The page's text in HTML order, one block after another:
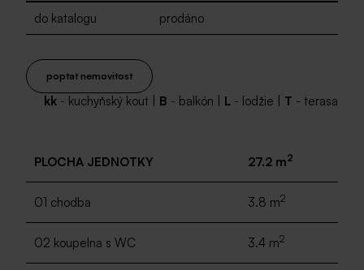
do katalogu prodáno
poptat nemovitost
kk - kuchyňský kout | B - balkón | L - lodžie | T - terasa
PLOCHA JEDNOTKY 27.2 m2
01 chodba 3.8 m2
02 koupelna s WC 3.4 m2